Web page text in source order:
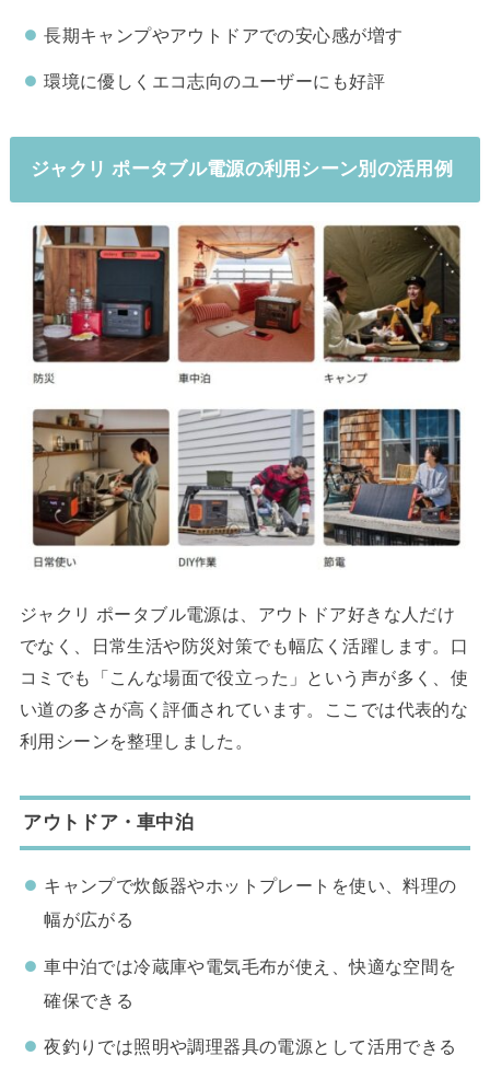
長期キャンプやアウトドアでの安心感が増す
環境に優しくエコ志向のユーザーにも好評
ジャクリ ポータブル電源の利用シーン別の活用例
ジャクリ ポータブル電源は、アウトドア好きな人だけ
でなく、日常生活や防災対策でも幅広く活躍します。口
コミでも「こんな場面で役立った」という声が多く、使
い道の多さが高く評価されています。ここでは代表的な
利用シーンを整理しました。
アウトドア・車中泊
キャンプで炊飯器やホットプレートを使い、料理の
幅が広がる
車中泊では冷蔵庫や電気毛布が使え、快適な空間を
確保できる
夜釣りでは照明や調理器具の電源として活用できる